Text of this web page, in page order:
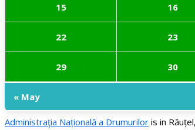
15 16
22 23
29 30
« May
Administraţia Națională a Drumurilor is in